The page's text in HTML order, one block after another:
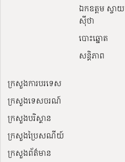
ឯកឧត្តម ស្វាយ
ស៊ីថា
បោះឆ្នោត
សន្តិភាព
ក្រសួងការបរទេស
ក្រសួងទេសចរណ៍
ក្រសួងបរិស្ថាន
ក្រសួងប្រៃសណីយ៍
ក្រសួងព័ត៌មាន